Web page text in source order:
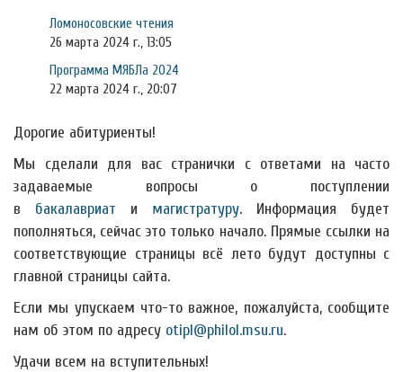
Ломоносовские чтения
26 марта 2024 г., 13:05
Программа МЯБЛа 2024
22 марта 2024 г., 20:07
Дорогие абитуриенты!
Мы сделали для вас странички с ответами на часто
задаваемые вопросы о поступлении
в бакалавриат и магистратуру. Информация будет
пополняться, сейчас это только начало. Прямые ссылки на
соответствующие страницы всё лето будут доступны с
главной страницы сайта.
Если мы упускаем что-то важное, пожалуйста, сообщите
нам об этом по адресу otipl@philol.msu.ru.
Удачи всем на вступительных!